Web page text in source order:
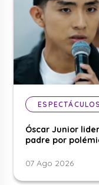
ESPECTÁCULOS
Óscar Junior
padre por
07 Ago 2026